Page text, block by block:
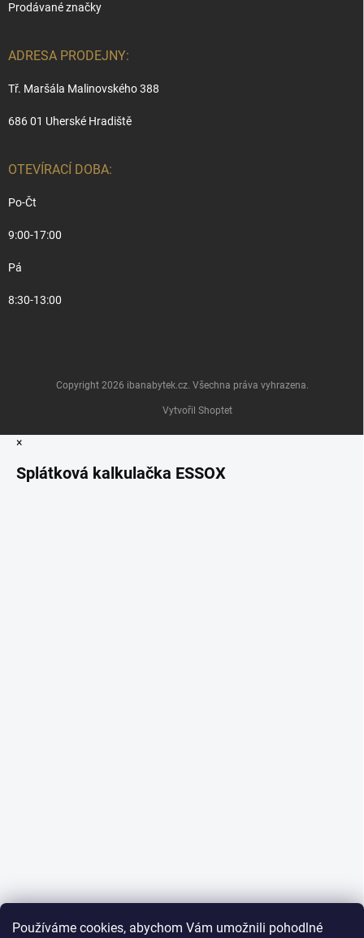
Používáme cookies, abychom Vám umožnili pohodlné
Prodávané značky
ADRESA PRODEJNY:
Tř. Maršála Malinovského 388
686 01 Uherské Hradiště
OTEVÍRACÍ DOBA:
Po-Čt
9:00-17:00
Pá
8:30-13:00
Vytvořil Shoptet
Copyright 2026 ibanabytek.cz. Všechna práva vyhrazena.
×
Splátková kalkulačka ESSOX